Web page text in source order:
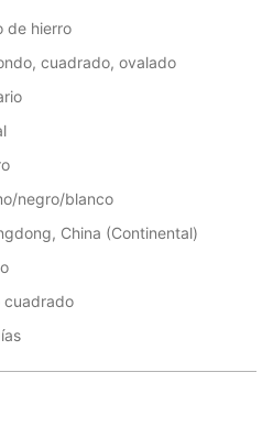
de hierro
cuadrado, ovalado
negro/blanco
China (Continental)
cuadrado